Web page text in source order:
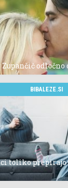
odločno
BIBALEZE.SI
toliko prepirajo